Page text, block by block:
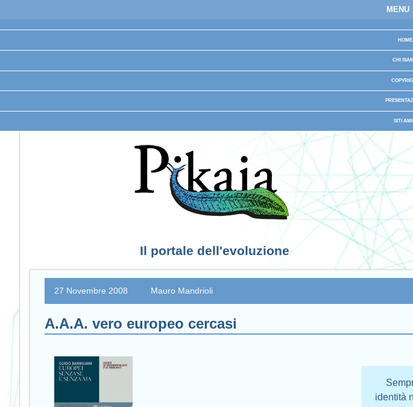
MENU
HOME
CHI
SITI
Il portale dell'evoluzione
27 Novembre 2008 Mauro Mandrioli
A.A.A. vero europeo cercasi
identità